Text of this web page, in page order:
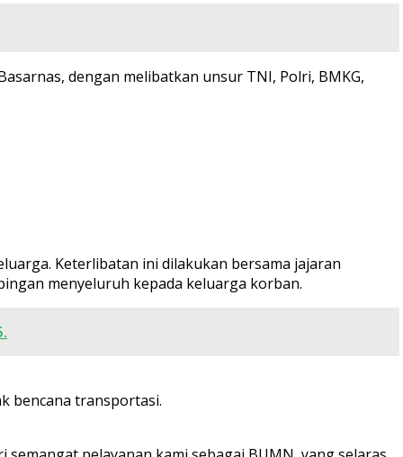
dengan melibatkan unsur TNI, Polri, BMKG,
Keterlibatan ini dilakukan bersama jajaran
menyeluruh kepada keluarga korban.
bencana transportasi.